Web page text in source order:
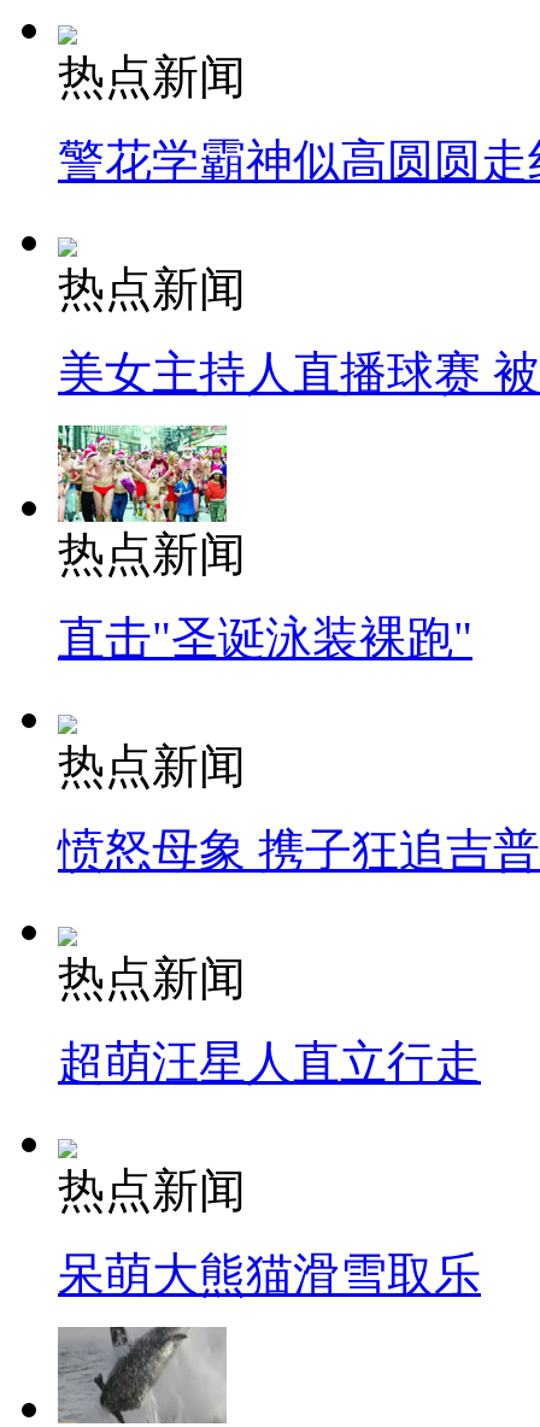
热点新闻
警花学霸神似高圆圆走
热点新闻
美女主持人直播球赛
热点新闻
直击"圣诞泳装裸跑"
热点新闻
愤怒母象 携子狂追吉
热点新闻
超萌汪星人直立行走
热点新闻
呆萌大熊猫滑雪取乐